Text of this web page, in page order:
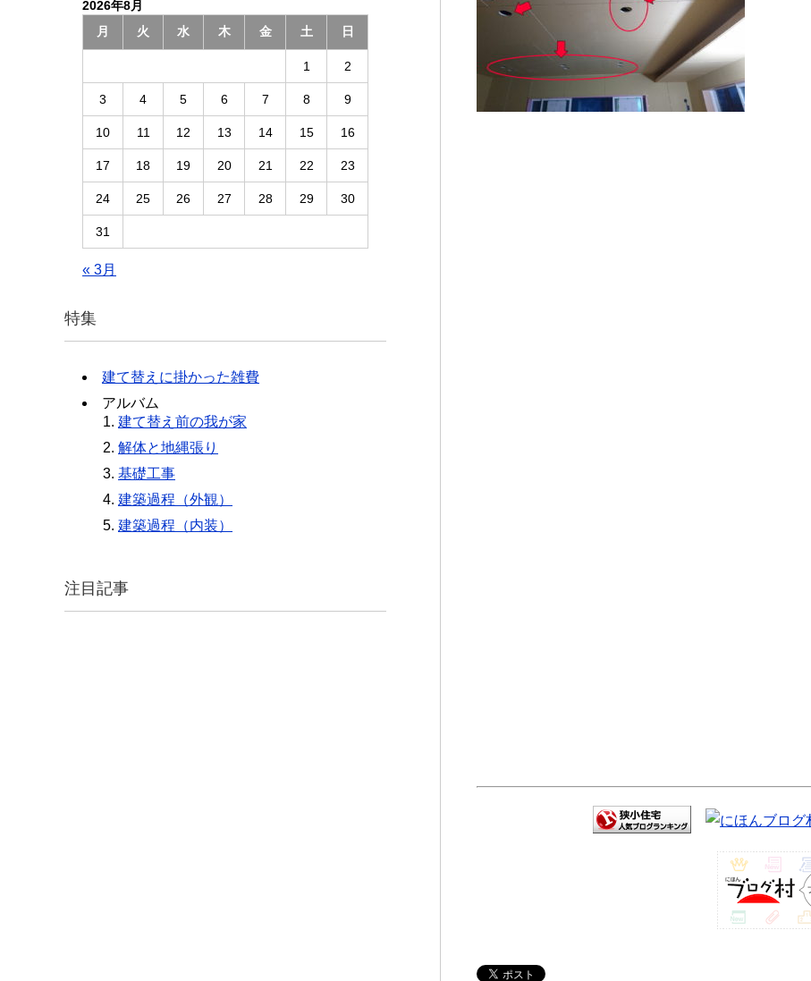
2026年8月
月
火 水 木 金 土 日
1 2
3 4 5 6 7 8 9
10 11 12 13 14 15 16
17 18 19 20 21 22 23
24 25 26 27 28 29 30
31
« 3月
特集
建て替えに掛かった雑費
アルバム
建て替え前の我が家
解体と地縄張り
基礎工事
建築過程（外観）
建築過程（内装）
注目記事